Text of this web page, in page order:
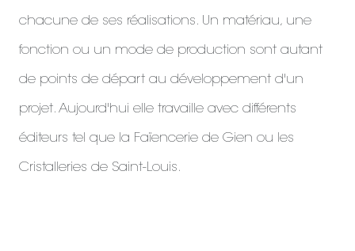
chacune de ses réalisations. Un matériau, une
fonction ou un mode de production sont autant
de points de départ au développement d'un
projet. Aujourd'hui elle travaille avec différents
éditeurs tel que la Faïencerie de Gien ou les
Cristalleries de Saint-Louis.